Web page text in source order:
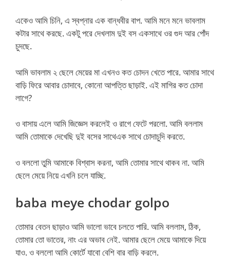
একেও আমি চিনি, এ স্বপ্নার এক বান্ধবীর বাপ. আমি মনে মনে ভাবলাম
কটার সাথে করছে. একটু পরে দেখলাম দুই বস একসাথে ওর গুদ আর পোঁদ
চুদছে.
আমি ভাবলাম ২ ছেলে মেয়ের মা এখনও কত চোদন খেতে পারে. আমার সাথে
বাড়ি ফিরে আবার চোদাবে, কোনো আপত্তি ছাড়াই. এই মাগির কত চোদা
লাগে?
ও বাসায় এলে আমি জিজ্ঞেস করলেই ও রাগে ফেটে পরলো. আমি বললাম
আমি তোমাকে দেখেছি দুই বসের সাথেএক সাথে চোদাচুদি করতে.
ও বললো তুমি আমাকে বিশ্বাস করনা, আমি তোমার সাথে থাকব না. আমি
ছেলে মেয়ে নিয়ে এখনি চলে যাচ্ছি.
baba meye chodar golpo
তোমার বেতন ছাড়াও আমি ভালো ভাবে চলতে পারি. আমি বললাম, ঠিক,
তোমার তো ভাতের, নাং এর অভাব নেই. আমার ছেলে মেয়ে আমাকে দিয়ে
যাও. ও বললো আমি কোর্টে যাবো বেশি বার বাড়ি করলে.